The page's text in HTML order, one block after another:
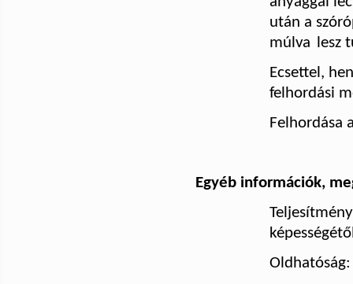
után a
múlva lesz
Ecsettel,
felhordási
Felhordása
Egyéb információk,